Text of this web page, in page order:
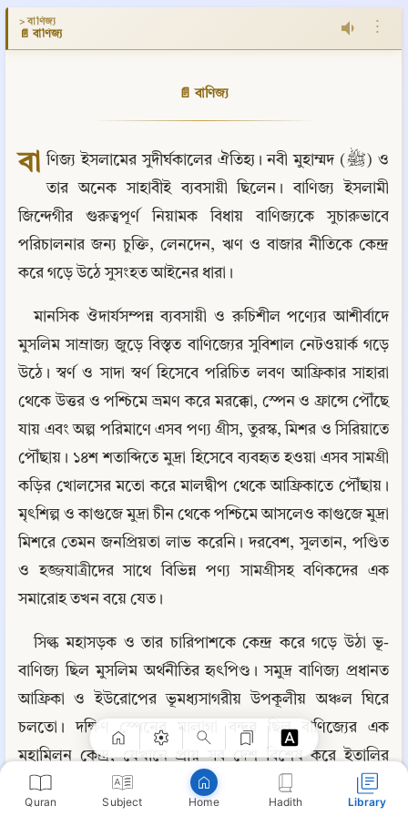
Quran Subject Home Hadith Library
> বাণিজ্য
📄 বাণিজ্য ⋮
📄 বাণিজ্য
বা ণিজ্য ইসলামের সুদীর্ঘকালের ঐতিহ্য। নবী মুহাম্মদ (ﷺ) ও
তার অনেক সাহাবীই ব্যবসায়ী ছিলেন। বাণিজ্য ইসলামী
জিন্দেগীর গুরুত্বপূর্ণ নিয়ামক বিধায় বাণিজ্যকে সুচারুভাবে
পরিচালনার জন্য চুক্তি, লেনদেন, ঋণ ও বাজার নীতিকে কেন্দ্র
করে গড়ে উঠে সুসংহত আইনের ধারা।
মানসিক ঔদার্যসম্পন্ন ব্যবসায়ী ও রুচিশীল পণ্যের আশীর্বাদে
মুসলিম সাম্রাজ্য জুড়ে বিস্তৃত বাণিজ্যের সুবিশাল নেটওয়ার্ক গড়ে
উঠে। স্বর্ণ ও সাদা স্বর্ণ হিসেবে পরিচিত লবণ আফ্রিকার সাহারা
থেকে উত্তর ও পশ্চিমে ভ্রমণ করে মরক্কো, স্পেন ও ফ্রান্সে পৌঁছে
যায় এবং অল্প পরিমাণে এসব পণ্য গ্রীস, তুরস্ক, মিশর ও সিরিয়াতে
পৌঁছায়। ১৪শ শতাব্দিতে মুদ্রা হিসেবে ব্যবহৃত হওয়া এসব সামগ্রী
কড়ির খোলসের মতো করে মালদ্বীপ থেকে আফ্রিকাতে পৌঁছায়।
মৃৎশিল্প ও কাগুজে মুদ্রা চীন থেকে পশ্চিমে আসলেও কাগুজে মুদ্রা
মিশরে তেমন জনপ্রিয়তা লাভ করেনি। দরবেশ, সুলতান, পণ্ডিত
ও হজ্জযাত্রীদের সাথে বিভিন্ন পণ্য সামগ্রীসহ বণিকদের এক
সমারোহ তখন বয়ে যেত।
সিল্ক মহাসড়ক ও তার চারিপাশকে কেন্দ্র করে গড়ে উঠা ভূ-
বাণিজ্য ছিল মুসলিম অর্থনীতির হৃৎপিণ্ড। সমুদ্র বাণিজ্য প্রধানত
আফ্রিকা ও ইউরোপের ভূমধ্যসাগরীয় উপকূলীয় অঞ্চল ঘিরে
চলতো। দক্ষিণ স্পেনের মালাগা বন্দর ছিল বাণিজ্যের এক
মহামিলন কেন্দ্র, যেখানে প্রায় সব দেশ বিশেষ করে ইতালির
বণিকপ্রজাতন্ত্র থেকে অধিকহারে ব্যবসায়ীরা আসতো, যেমন:
জেনোয়াবাসী বণিকগণ। ইবনে বতুতা জেনোয়াবাসীদের নৌকা
Copy